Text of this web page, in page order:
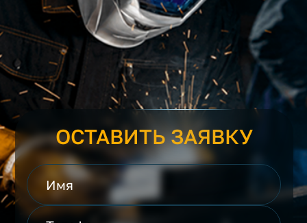
ОСТАВИТЬ ЗАЯВКУ